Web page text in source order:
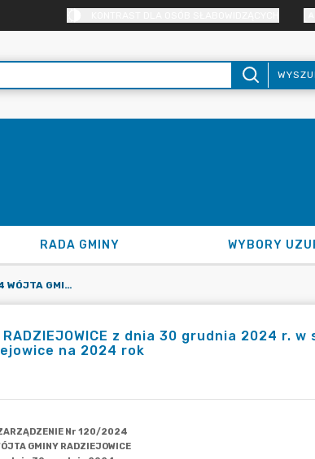
RADA GMINY
ZARZĄDZENIE NR 120/2024 WÓJTA GMINY RADZIEJOWICE Z DNIA 30 GRUDNIA 2024 R. W SPRAWIE ZMIANY UCHWAŁY BUDŻETOWEJ GMINY RADZIEJOWICE NA 2024 ROK
RADZIEJOWICE z dnia 30 grudnia 2024 r. w
na 2024 rok